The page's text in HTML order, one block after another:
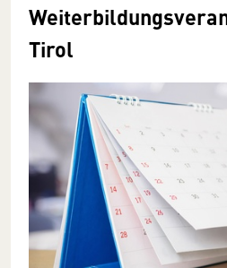
Tirol